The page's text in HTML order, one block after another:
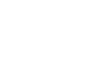
gesammelt haben.